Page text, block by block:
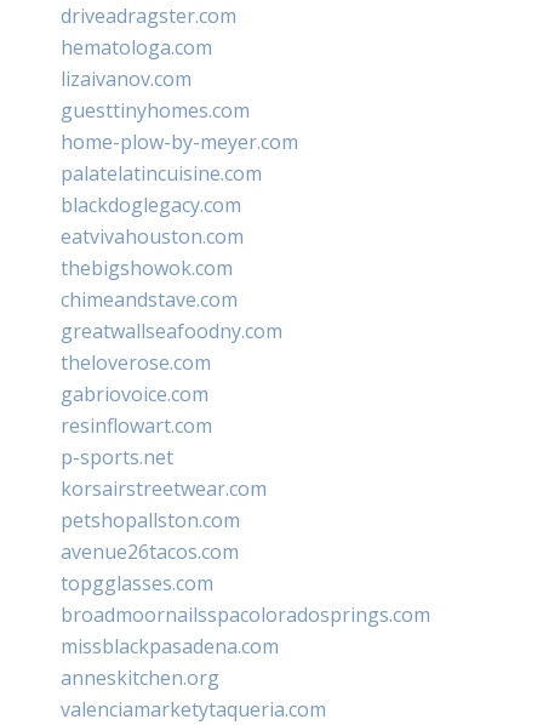
driveadragster.com
hematologa.com
lizaivanov.com
guesttinyhomes.com
home-plow-by-meyer.com
palatelatincuisine.com
blackdoglegacy.com
eatvivahouston.com
thebigshowok.com
chimeandstave.com
greatwallseafoodny.com
theloverose.com
gabriovoice.com
resinflowart.com
p-sports.net
korsairstreetwear.com
petshopallston.com
avenue26tacos.com
topgglasses.com
broadmoornailsspacoloradosprings.com
missblackpasadena.com
anneskitchen.org
valenciamarketytaqueria.com